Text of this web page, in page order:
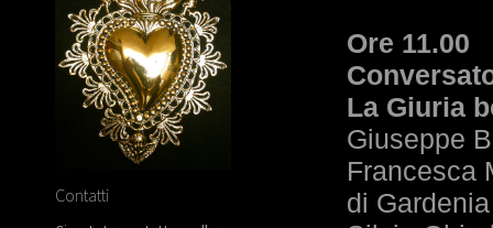
Contatti
Ore 11.00
La Giuria
Giuseppe
Francesca
di Gardenia